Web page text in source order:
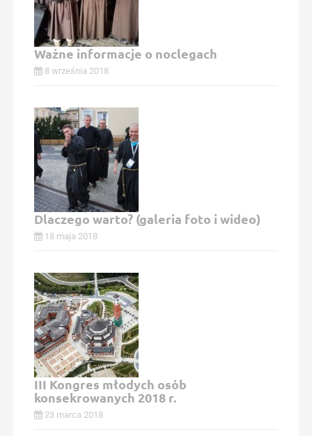
Ważne informacje o noclegach
8 września 2018
Dlaczego warto? (galeria foto i wideo)
18 maja 2018
III Kongres młodych osób
konsekrowanych 2018 r.
23 marca 2018